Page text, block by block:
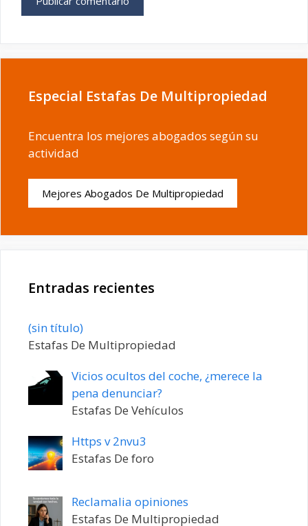
Especial Estafas De Multipropiedad
Encuentra los mejores abogados según su
actividad
Mejores Abogados De Multipropiedad
Entradas recientes
(sin título)Entrada
20198
Estafas De Multipropiedad
Vicios ocultos del coche, ¿merece la
pena denunciar?
Estafas De Vehículos
Https v 2nvu3
Estafas De foro
Reclamalia opiniones
Estafas De Multipropiedad